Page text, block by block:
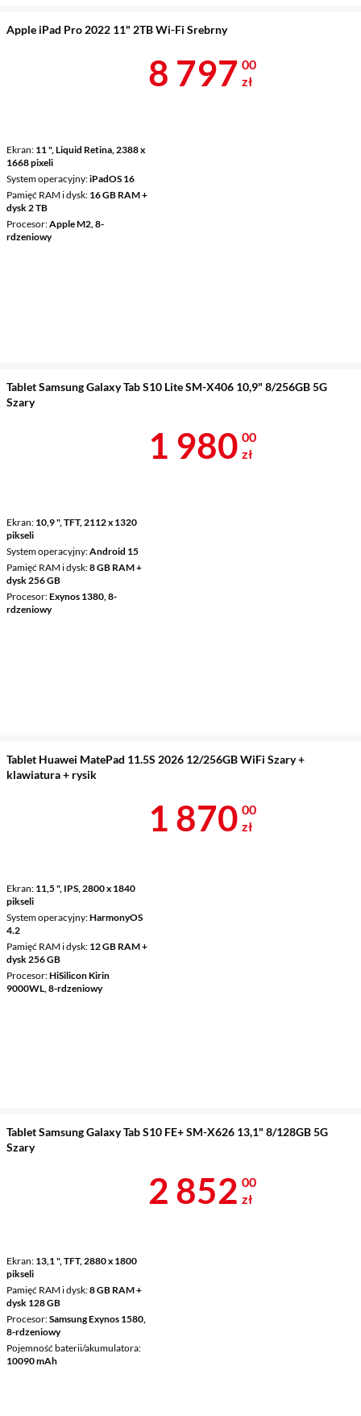
Apple iPad Pro 2022 11" 2TB Wi-Fi Srebrny
Ekran 11 ", Liquid Retina, 2388 x
1668 pixeli
System operacyjny iPadOS 16
Pamięć RAM i dysk 16 GB RAM +
dysk 2 TB
Procesor Apple M2, 8-
rdzeniowy
Cena 8 797 zł
8 797 00
zł
Tablet Samsung Galaxy Tab S10 Lite SM-X406 10,9" 8/256GB 5G
Szary
Ekran 10,9 ", TFT, 2112 x 1320
pikseli
System operacyjny Android 15
Pamięć RAM i dysk 8 GB RAM +
dysk 256 GB
Procesor Exynos 1380, 8-
rdzeniowy
Cena 1 980 zł
1 980 00
zł
Tablet Huawei MatePad 11.5S 2026 12/256GB WiFi Szary +
klawiatura + rysik
Ekran 11,5 ", IPS, 2800 x 1840
pikseli
System operacyjny HarmonyOS
4.2
Pamięć RAM i dysk 12 GB RAM +
dysk 256 GB
Procesor HiSilicon Kirin
9000WL, 8-rdzeniowy
Cena 1 870 zł
1 870 00
zł
Tablet Samsung Galaxy Tab S10 FE+ SM-X626 13,1" 8/128GB 5G
Szary
Ekran 13,1 ", TFT, 2880 x 1800
pikseli
Pamięć RAM i dysk 8 GB RAM +
dysk 128 GB
Procesor Samsung Exynos 1580,
8-rdzeniowy
Pojemność baterii/akumulatora
10090 mAh
Cena 2 852 zł
2 852 00
zł